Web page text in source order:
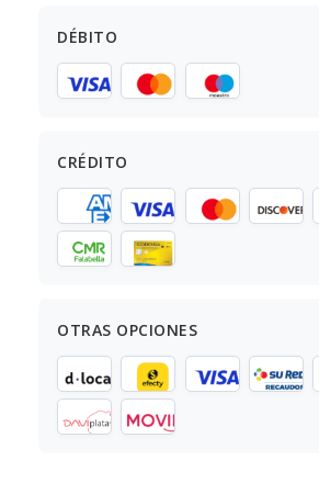
DÉBITO
CRÉDITO
OTRAS OPCIONES